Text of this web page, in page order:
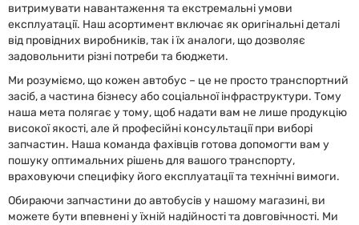
витримувати навантаження та екстремальні умови
експлуатації. Наш асортимент включає як оригінальні деталі
від провідних виробників, так і їх аналоги, що дозволяє
задовольнити різні потреби та бюджети.
Ми розуміємо, що кожен автобус – це не просто транспортний
засіб, а частина бізнесу або соціальної інфраструктури. Тому
наша мета полягає у тому, щоб надати вам не лише продукцію
високої якості, але й професійні консультації при виборі
запчастин. Наша команда фахівців готова допомогти вам у
пошуку оптимальних рішень для вашого транспорту,
враховуючи специфіку його експлуатації та технічні вимоги.
Обираючи запчастини до автобусів у нашому магазині, ви
можете бути впевнені у їхній надійності та довговічності. Ми